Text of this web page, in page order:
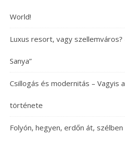
World!
Luxus resort, vagy szellemváros?
Sanya”
Csillogás és modernitás – Vagyis
története
Folyón, hegyen, erdőn át,